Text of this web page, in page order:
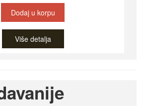
Dodaj u korpu
Više detalja